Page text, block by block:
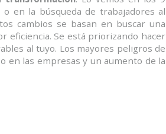
en la búsqueda de trabajadores al
cambios se basan en buscar una
eficiencia. Se está priorizando hacer
al tuyo. Los mayores peligros de
en las empresas y un aumento de la